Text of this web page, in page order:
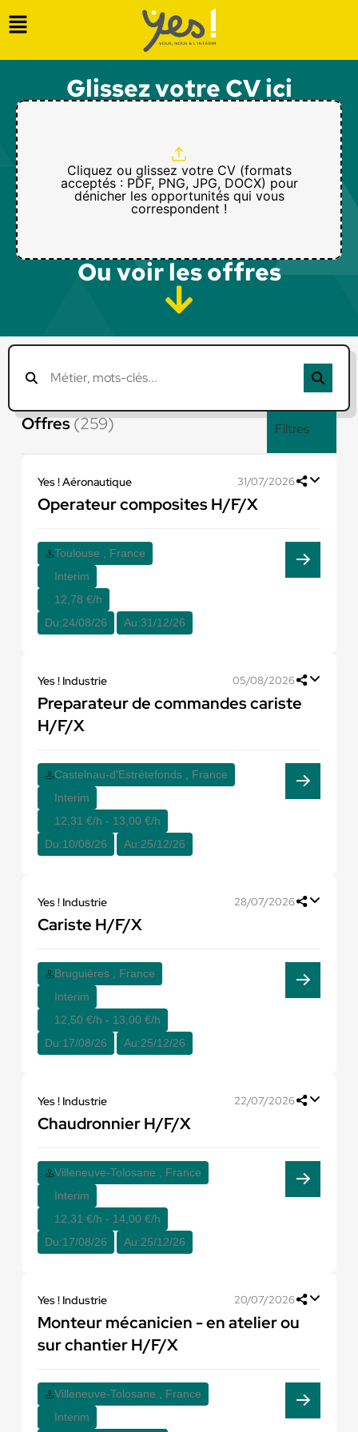
Glissez votre CV ici
Cliquez ou glissez votre CV (formats
acceptés : PDF, PNG, JPG, DOCX) pour
dénicher les opportunités qui vous
correspondent !
Ou voir les offres​
Offres(259) Filtres
Yes ! Aéronautique 31/07/2026
Operateur composites H/F/X
Toulouse , France
Interim
12,78 €/h
Du:24/08/26 Au:31/12/26
Yes ! Industrie 05/08/2026
Preparateur de commandes cariste
H/F/X
Castelnau-d'Estrétefonds , France
Interim
12,31 €/h - 13,00 €/h
Du:10/08/26 Au:25/12/26
Yes ! Industrie 28/07/2026
Cariste H/F/X
Bruguières , France
Interim
12,50 €/h - 13,00 €/h
Du:17/08/26 Au:25/12/26
Yes ! Industrie 22/07/2026
Chaudronnier H/F/X
Villeneuve-Tolosane , France
Interim
12,31 €/h - 14,00 €/h
Du:17/08/26 Au:25/12/26
Yes ! Industrie 20/07/2026
Monteur mécanicien - en atelier ou
sur chantier H/F/X
Villeneuve-Tolosane , France
Interim